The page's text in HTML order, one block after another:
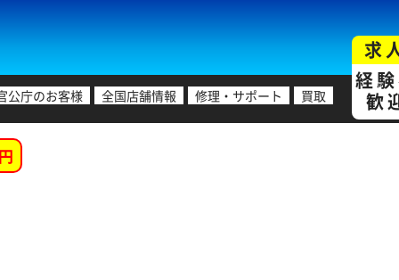
公庁のお客様 全国店舗情報 修理・サポート 買取
求
経
歓